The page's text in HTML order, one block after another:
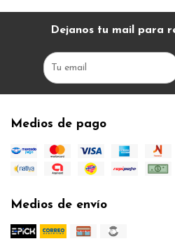
Dejanos tu mail para
Medios de pago
Medios de envío